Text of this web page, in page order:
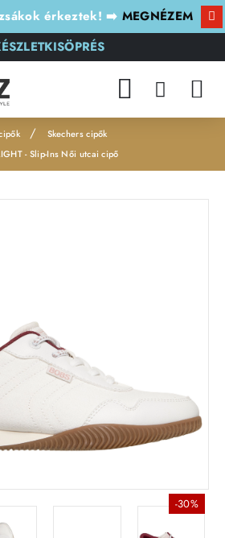
érkeztek! ➡️ MEGNÉZEM
Skechers cipők
- Slip-Ins Női utcai cipő
-30%